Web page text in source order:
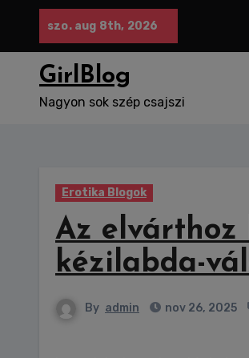
content
szo. aug 8th, 2026
GirlBlog
Nagyon sok szép csajszi
Erotika Blogok
Az elvárthoz
kézilabda-
By admin nov 26, 2025